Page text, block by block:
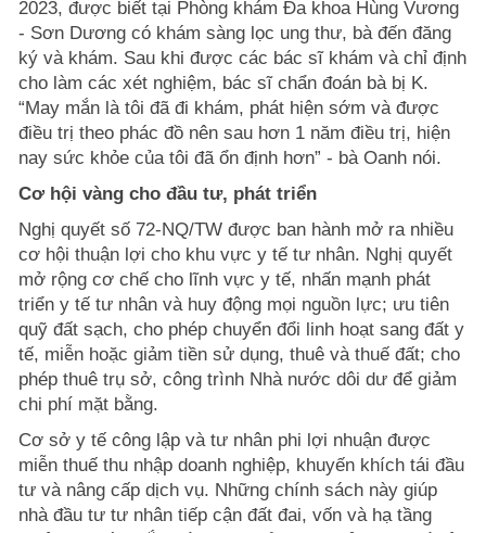
2023, được biết tại Phòng khám Đa khoa Hùng Vương
- Sơn Dương có khám sàng lọc ung thư, bà đến đăng
ký và khám. Sau khi được các bác sĩ khám và chỉ định
cho làm các xét nghiệm, bác sĩ chẩn đoán bà bị K.
“May mắn là tôi đã đi khám, phát hiện sớm và được
điều trị theo phác đồ nên sau hơn 1 năm điều trị, hiện
nay sức khỏe của tôi đã ổn định hơn” - bà Oanh nói.
Cơ hội vàng cho đầu tư, phát triển
Nghị quyết số 72-NQ/TW được ban hành mở ra nhiều
cơ hội thuận lợi cho khu vực y tế tư nhân. Nghị quyết
mở rộng cơ chế cho lĩnh vực y tế, nhấn mạnh phát
triển y tế tư nhân và huy động mọi nguồn lực; ưu tiên
quỹ đất sạch, cho phép chuyển đổi linh hoạt sang đất y
tế, miễn hoặc giảm tiền sử dụng, thuê và thuế đất; cho
phép thuê trụ sở, công trình Nhà nước dôi dư để giảm
chi phí mặt bằng.
Cơ sở y tế công lập và tư nhân phi lợi nhuận được
miễn thuế thu nhập doanh nghiệp, khuyến khích tái đầu
tư và nâng cấp dịch vụ. Những chính sách này giúp
nhà đầu tư tư nhân tiếp cận đất đai, vốn và hạ tầng